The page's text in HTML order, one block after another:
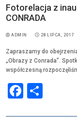
Fotorelacja z
CONRADA
ADMIN 28 LIPCA, 2017
Zapraszamy do
„Obrazy z Conrada”.
współczesną
F